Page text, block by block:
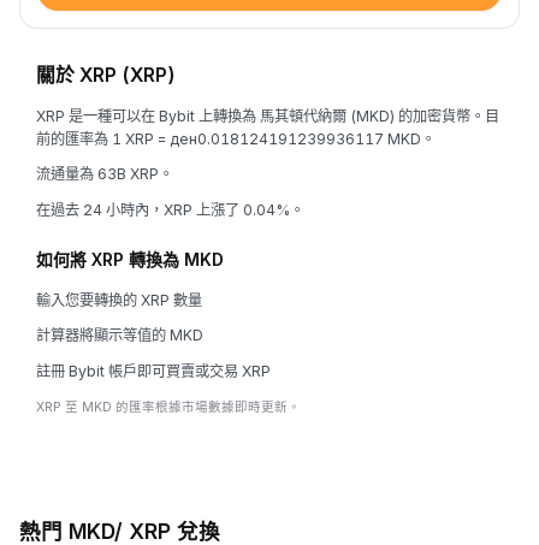
關於 XRP (XRP)
XRP 是一種可以在 Bybit 上轉換為 馬其頓代納爾 (MKD) 的加密貨幣。目
前的匯率為 1 XRP = ден0.018124191239936117 MKD。
流通量為 63B XRP。
在過去 24 小時內，XRP 上漲了 0.04%。
如何將 XRP 轉換為 MKD
輸入您要轉換的 XRP 數量
計算器將顯示等值的 MKD
註冊 Bybit 帳戶即可買賣或交易 XRP
XRP 至 MKD 的匯率根據市場數據即時更新。
熱門 MKD/ XRP 兌換